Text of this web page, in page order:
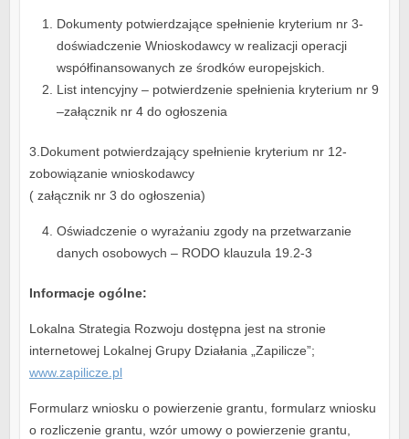
Dokumenty potwierdzające spełnienie kryterium nr 3-
doświadczenie Wnioskodawcy w realizacji operacji
współfinansowanych ze środków europejskich.
List intencyjny – potwierdzenie spełnienia kryterium nr 9
–załącznik nr 4 do ogłoszenia
3.Dokument potwierdzający spełnienie kryterium nr 12-
zobowiązanie wnioskodawcy
( załącznik nr 3 do ogłoszenia)
Oświadczenie o wyrażaniu zgody na przetwarzanie
danych osobowych – RODO klauzula 19.2-3
Informacje ogólne:
Lokalna Strategia Rozwoju dostępna jest na stronie
internetowej Lokalnej Grupy Działania „Zapilicze”;
www.zapilicze.pl
Formularz wniosku o powierzenie grantu, formularz wniosku
o rozliczenie grantu, wzór umowy o powierzenie grantu,